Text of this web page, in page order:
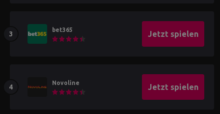
bet365 Jetzt spielen
Novoline Jetzt spielen